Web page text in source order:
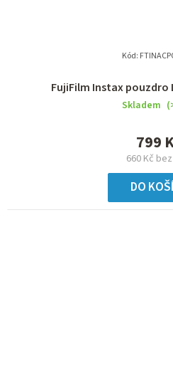
FujiFilm Instax pouzdro
Skladem
660 Kč bez
799
DO
Kód: